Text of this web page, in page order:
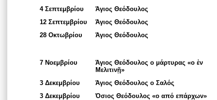
4 Σεπτεμβρίου
Άγιος Θεόδουλος
12 Σεπτεμβρίου
Άγιος Θεόδουλος
28 Οκτωβρίου
Άγιος Θεόδουλος
7 Νοεμβρίου
Άγιος Θεόδουλος ο μάρτυρας «ο ἐν
Μελιτινῇ»
3 Δεκεμβρίου
Άγιος Θεόδουλος ο Σαλός
3 Δεκεμβρίου
Όσιος Θεόδουλος «ο από επάρχων»